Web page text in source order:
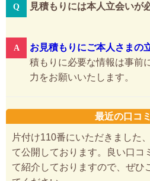
見積もりには本人立会いが
お見積もりにご本人さまの
積もりに必要な情報は事前
力をお願いいたします。
最近の口コ
片付け110番にいただきました
て公開しております。良い口コ
て紹介しておりますので、ぜひ